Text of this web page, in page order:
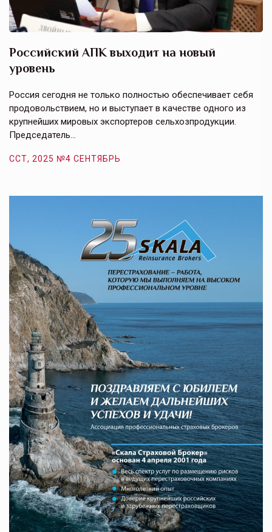
Российский АПК выходит на новый
уровень
Россия сегодня не только полностью обеспечивает себя
продовольствием, но и выступает в качестве одного из
крупнейших мировых экспортеров сельхозпродукции.
Председатель…
ССТ, 2025 №4 СЕНТЯБРЬ